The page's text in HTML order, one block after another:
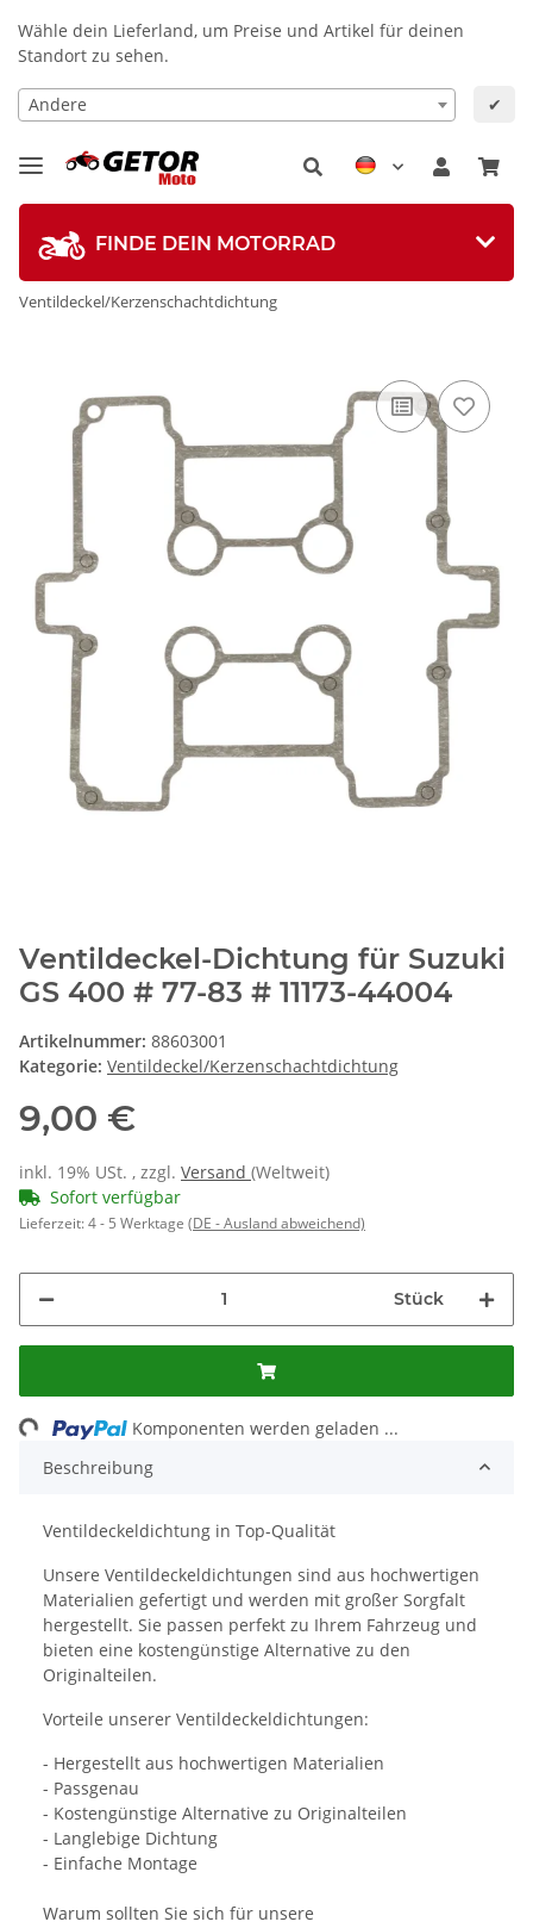
Wähle dein Lieferland, um Preise und Artikel für deinen
Standort zu sehen.
Andere ✔
FINDE DEIN MOTORRAD
Ventildeckel/Kerzenschachtdichtung
Ventildeckel-Dichtung für Suzuki
GS 400 # 77-83 # 11173-44004
Artikelnummer: 88603001
Kategorie: Ventildeckel/Kerzenschachtdichtung
9,00 €
inkl. 19% USt. , zzgl. Versand (Weltweit)
Sofort verfügbar
Lieferzeit:4 - 5 Werktage (DE - Ausland abweichend)
Stück
Loading...
Komponenten werden geladen ...
Beschreibung
Ventildeckeldichtung in Top-Qualität
Unsere Ventildeckeldichtungen sind aus hochwertigen
Materialien gefertigt und werden mit großer Sorgfalt
hergestellt. Sie passen perfekt zu Ihrem Fahrzeug und
bieten eine kostengünstige Alternative zu den
Originalteilen.
Vorteile unserer Ventildeckeldichtungen:
- Hergestellt aus hochwertigen Materialien
- Passgenau
- Kostengünstige Alternative zu Originalteilen
- Langlebige Dichtung
- Einfache Montage
Warum sollten Sie sich für unsere